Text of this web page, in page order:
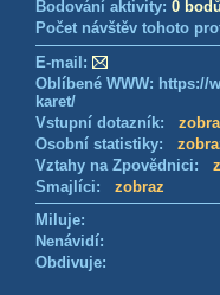
Bodování aktivity: 0 bodů
Počet návštěv tohoto
E-mail:
Oblíbené WWW: https://
karet/
Vstupní dotazník:
Osobní statistiky:
Vztahy na Zpovědnici:
Smajlíci: zobraz
Miluje:
Nenávidí:
Obdivuje: